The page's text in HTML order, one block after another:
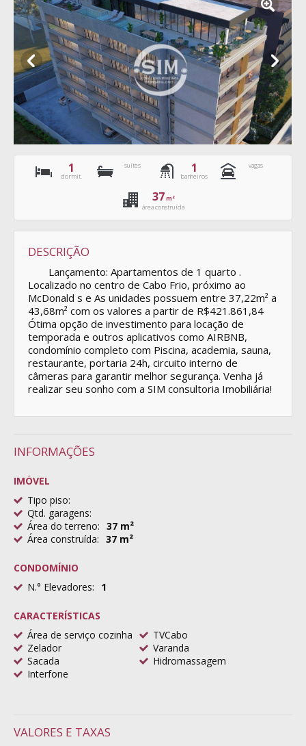
1
dormit.
suítes 1
banheiros
vagas
37 m²
área construída
DESCRIÇÃO
Lançamento: Apartamentos de 1 quarto .
Localizado no centro de Cabo Frio, próximo ao
McDonald s e As unidades possuem entre 37,22m² a
43,68m² com os valores a partir de R$421.861,84
Ótima opção de investimento para locação de
temporada e outros aplicativos como AIRBNB,
condomínio completo com Piscina, academia, sauna,
restaurante, portaria 24h, circuito interno de
câmeras para garantir melhor segurança. Venha já
realizar seu sonho com a SIM consultoria Imobiliária!
INFORMAÇÕES
IMÓVEL
Tipo piso:
Qtd. garagens:
Área do terreno: 37 m²
Área construída: 37 m²
CONDOMÍNIO
N.° Elevadores:
1
CARACTERÍSTICAS
Área de serviço cozinha
Zelador
Sacada
TVCabo
Varanda
Hidromassagem
Interfone
VALORES E TAXAS